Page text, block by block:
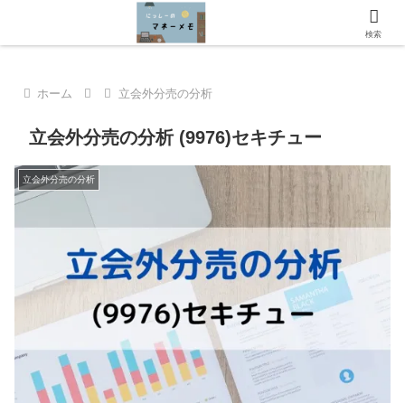
にっしーのマネーメモへようこそ！
ホーム 立会外分売の分析
立会外分売の分析 (9976)セキチュー
立会外分売の分析
検索